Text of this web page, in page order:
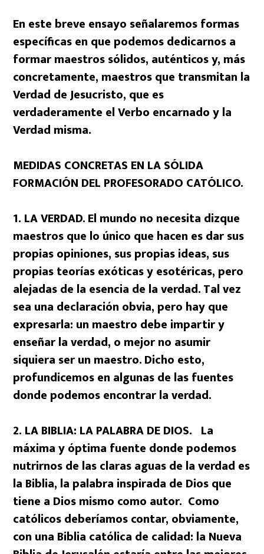
En este breve ensayo señalaremos formas
específicas en que podemos dedicarnos a
formar maestros sólidos, auténticos y, más
concretamente, maestros que transmitan la
Verdad de Jesucristo, que es
verdaderamente el Verbo encarnado y la
Verdad misma.
MEDIDAS CONCRETAS EN LA SÓLIDA
FORMACIÓN DEL PROFESORADO CATÓLICO.
1. LA VERDAD.El mundo no necesita dizque
maestros que lo único que hacen es dar sus
propias opiniones, sus propias ideas, sus
propias teorías exóticas y esotéricas, pero
alejadas de la esencia de la verdad.Tal vez
sea una declaración obvia, pero hay que
expresarla: un maestro debe impartir y
enseñar la verdad, o mejor no asumir
siquiera ser un maestro.Dicho esto,
profundicemos en algunas de las fuentes
donde podemos encontrar la verdad.
2. LA BIBLIA: LA PALABRA DE DIOS. La
máxima y óptima fuente donde podemos
nutrirnos de las claras aguas de la verdad es
la Biblia, la palabra inspirada de Dios que
tiene a Dios mismo como autor. Como
católicos deberíamos contar, obviamente,
con una Biblia católica de calidad: la Nueva